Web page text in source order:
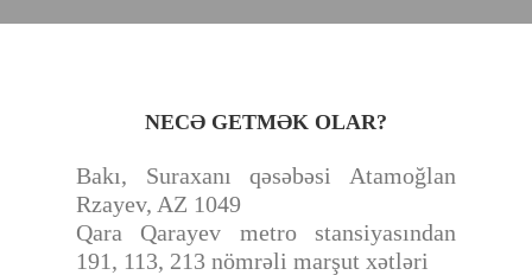
NECƏ GETMƏK OLAR?
Bakı, Suraxanı qəsəbəsi Atamoğlan
Rzayev, AZ 1049
Qara Qarayev metro stansiyasından
191, 113, 213 nömrəli marşut xətləri